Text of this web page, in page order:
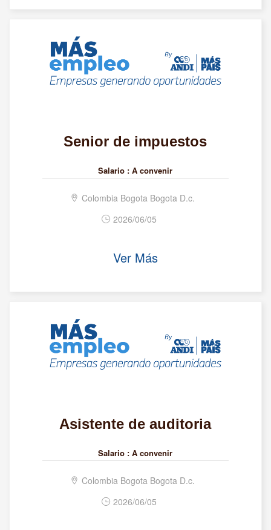
Senior de impuestos
Salario : A convenir
Colombia Bogota Bogota D.c.
2026/06/05
Ver Más
Asistente de auditoria
Salario : A convenir
Colombia Bogota Bogota D.c.
2026/06/05